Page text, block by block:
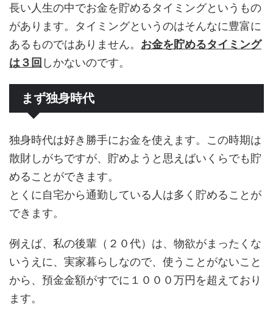
長い人生の中でお金を貯めるタイミングというもの
があります。タイミングというのはそんなに豊富に
あるものではありません。 お金を貯めるタイミング
は３回 しかないのです。
まず独身時代
独身時代は好き勝手にお金を使えます。この時期は
散財しがちですが、貯めようと思えばいくらでも貯
めることができます。
とくに自宅から通勤している人は多く貯めることが
できます。
例えば、私の後輩（２０代）は、物欲がまったくな
いうえに、実家暮らしなので、使うことがないこと
から、預金金額がすでに１０００万円を超えており
ます。